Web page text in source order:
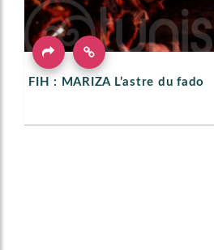
FIH : MARIZA L’astre du fado